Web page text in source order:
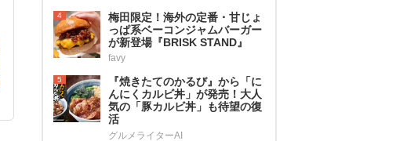
4
梅田限定！海外の定番・甘じょ
っぱ系ベーコンジャムバーガー
が新登場『BRISK STAND』
favy
5
『焼きたてのかるび』から「に
んにくカルビ丼」が発売！大人
気の「豚カルビ丼」も待望の復
活
グルメライターAI